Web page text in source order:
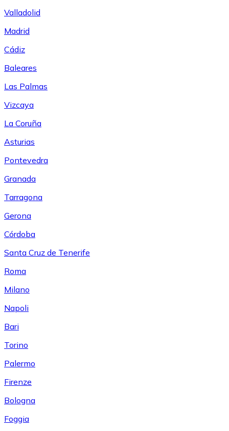
Valladolid
Madrid
Cádiz
Baleares
Las Palmas
Vizcaya
La Coruña
Asturias
Pontevedra
Granada
Tarragona
Gerona
Córdoba
Santa Cruz de Tenerife
Roma
Milano
Napoli
Bari
Torino
Palermo
Firenze
Bologna
Foggia